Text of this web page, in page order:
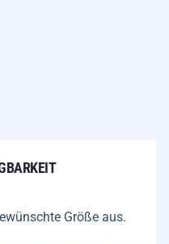
Größe aus.